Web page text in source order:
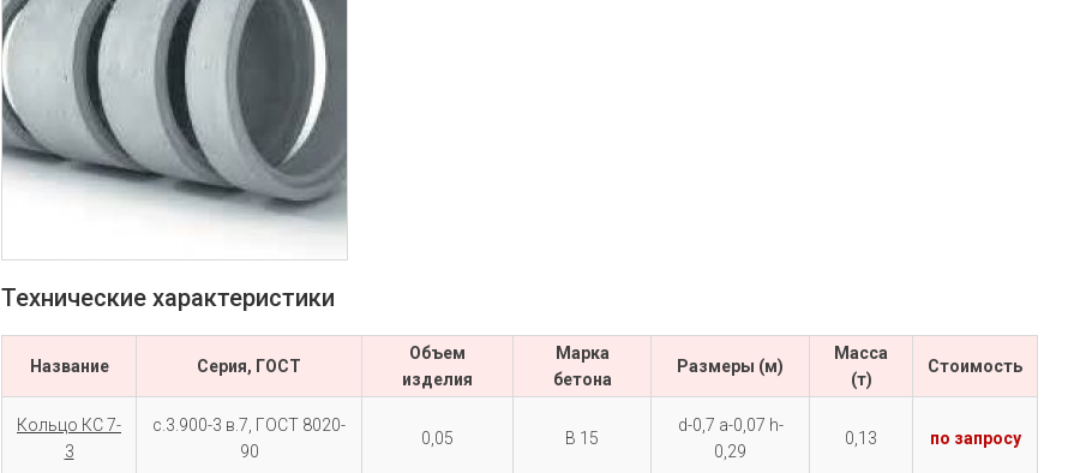
Технические характеристики
Название Серия, ГОСТ
Объем
изделия
Марка
бетона
Размеры (м)
Масса
(т)
Cтоимость
Кольцо КС 7-
3
с.3.900-3 в.7, ГОСТ 8020-
90
0,05 В 15
d-0,7 a-0,07 h-
0,29
0,13 по запросу